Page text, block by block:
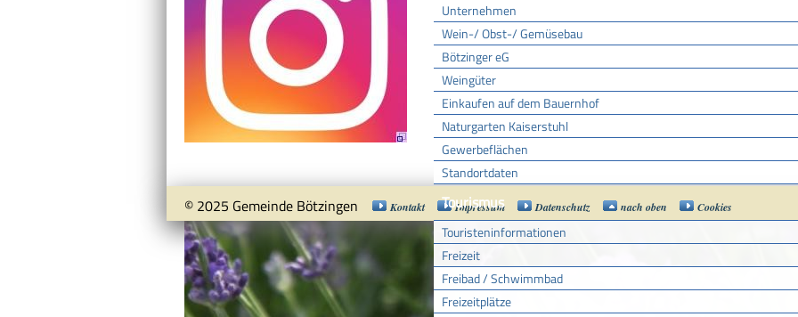
Unternehmen
Wein-/ Obst-/ Gemüsebau
Bötzinger eG
Weingüter
Einkaufen auf dem Bauernhof
Naturgarten Kaiserstuhl
Gewerbeflächen
Standortdaten
Tourismus
Touristeninformationen
Freizeit
Freibad / Schwimmbad
Freizeitplätze
© 2025 Gemeinde Bötzingen Kontakt Impressum Datenschutz nach oben Cookies